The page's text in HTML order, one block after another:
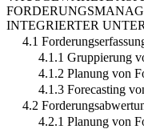
INTEGRIERTER
4.1
4.1.1 Gruppierung
4.1.2 Planung von
4.1.3 Forecasting
4.2
4.2.1 Planung von